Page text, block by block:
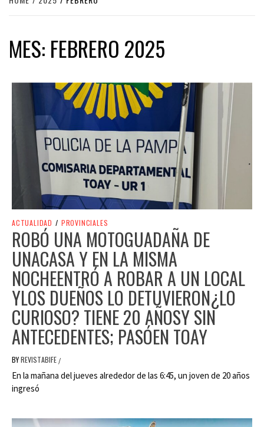
MES: FEBRERO 2025
ACTUALIDAD / PROVINCIALES
ROBÓ UNA MOTOGUADAÑA DE
UNACASA Y EN LA MISMA
NOCHEENTRÓ A ROBAR A UN LOCAL
YLOS DUEÑOS LO DETUVIERON¿LO
CURIOSO? TIENE 20 AÑOSY SIN
ANTECEDENTES; PASÓEN TOAY
BYREVISTABIFE /
En la mañana del jueves alrededor de las 6:45, un joven de 20 años
ingresó